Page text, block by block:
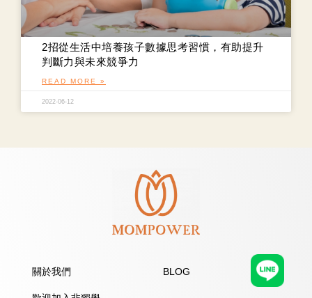
2招從生活中培養孩子數據思考習慣，有助提升
判斷力與未來競爭力
READ MORE »
2022-06-12
關於我們 BLOG